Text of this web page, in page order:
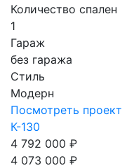
Количество спален
1
Гараж
без гаража
Стиль
Модерн
Посмотреть проект
К-130
4 792 000 ₽
4 073 000 ₽